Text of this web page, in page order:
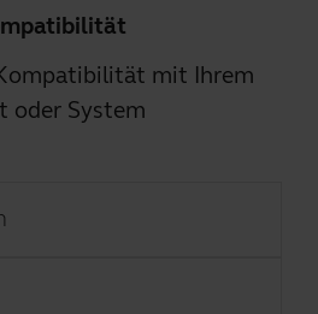
mit Ihrem
oder System